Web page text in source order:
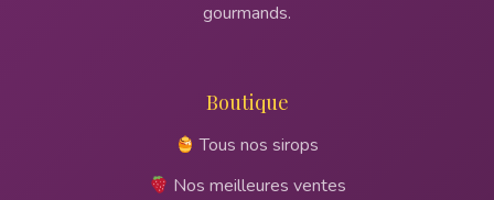
gourmands.
Boutique
Tous nos sirops
Nos meilleures ventes